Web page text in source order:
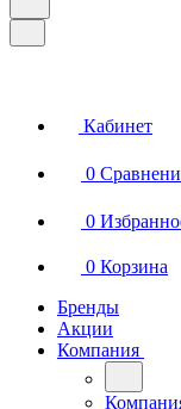
Кабинет
0
0
0 Корзина
Бренды
Акции
Компания